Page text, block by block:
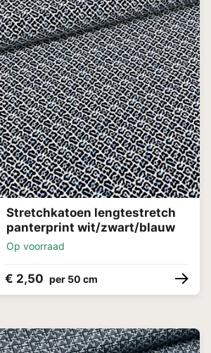
Stretchkatoen lengtestretch
panterprint wit/zwart/blauw
Op voorraad
€ 2,50 per 50 cm